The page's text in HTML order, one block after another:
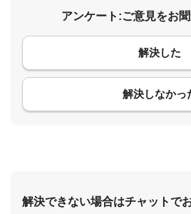
アンケート:ご意見をお
解決した
解決しなかっ
コメント
解決できない場合はチャットで